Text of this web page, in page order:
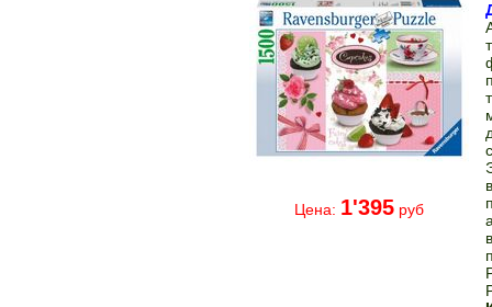
Цена: 1'395 руб